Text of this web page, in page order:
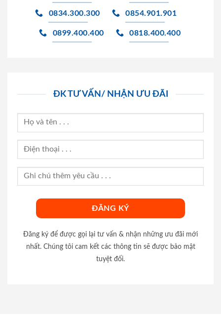
0834.300.300 0854.901.901
0899.400.400 0818.400.400
ĐK TƯ VẤN/ NHẬN ƯU ĐÃI
Đăng ký để được gọi lại tư vấn & nhận những ưu đãi mới
nhất. Chúng tôi cam kết các thông tin sẽ được bảo mật
tuyệt đối.